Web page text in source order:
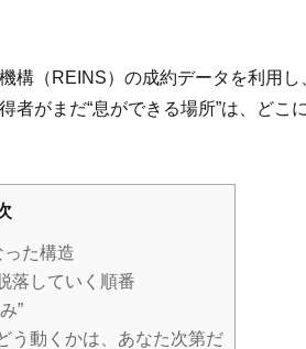
構（REINS）の成約データを利用
者がまだ“息ができる場所”は、どこ
た構造
落していく順番
”
う動くかは、あなた次第だ